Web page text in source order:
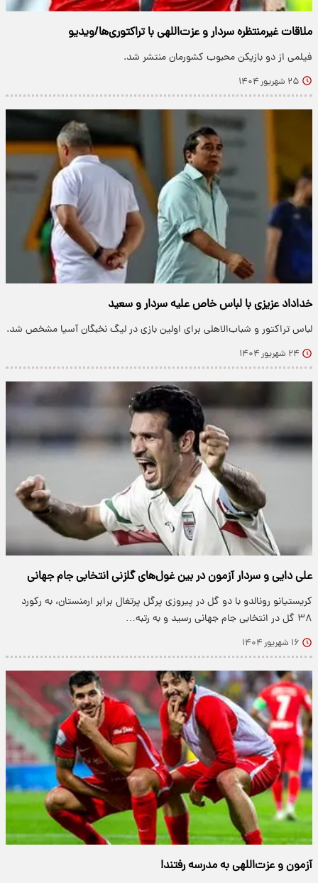
ملاقات غیرمنتظره سردار و عزت‌اللهی با تراکتوری‌ها/ویدیو
فیلمی از دو بازیکن محبوب کشورمان منتشر شد.
۲۵ شهریور ۱۴۰۴
خداداد عزیزی با لباس خاص علیه سردار و سعید
لباس تراکتور و شباب‌الاهلی برای اولین بازی در لیگ نخبگان آسیا مشخص شد.
۲۴ شهریور ۱۴۰۴
علی دایی و سردار آزمون در بین غول‌های گلزنی انتخابی جام جهانی
کریستیانو رونالدو با دو گل در پیروزی پرگل پرتغال برابر ارمنستان، به رکورد
۳۸ گل در انتخابی جام جهانی رسید و به رتبه…
۱۶ شهریور ۱۴۰۴
آزمون و عزت‌اللهی به مدرسه رفتند!